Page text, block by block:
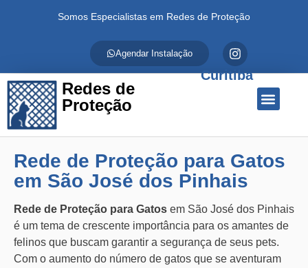
Somos Especialistas em Redes de Proteção
Agendar Instalação
Redes de
Proteção
Curitiba
Rede de Proteção para Gatos
em São José dos Pinhais
Rede de Proteção para Gatos em São José dos Pinhais
é um tema de crescente importância para os amantes de
felinos que buscam garantir a segurança de seus pets.
Com o aumento do número de gatos que se aventuram